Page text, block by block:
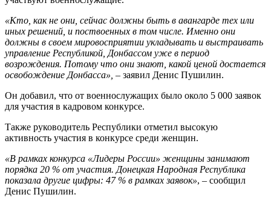
«Кто, как не они, сейчас должны быть в авангарде тех или
иных решений, и поствоенных в том числе. Именно они
должны в своем мировосприятии укладывать и выстраивать
управление Республикой, Донбассом уже в период
возрождения. Потому что они знают, какой ценой достается
освобождение Донбасса», – заявил Денис Пушилин.
Он добавил, что от военнослужащих было около 5 000 заявок
для участия в кадровом конкурсе.
Также руководитель Республики отметил высокую
активность участия в конкурсе среди женщин.
«В рамках конкурса «Лидеры России» женщины занимают
порядка 20 % от участия. Донецкая Народная Республика
показала другие цифры: 47 % в рамках заявок», – сообщил
Денис Пушилин.